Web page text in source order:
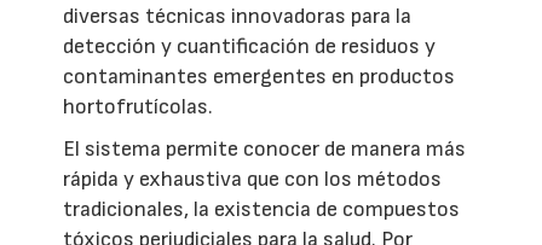
diversas técnicas innovadoras para la
detección y cuantificación de residuos y
contaminantes emergentes en productos
hortofrutícolas.
El sistema permite conocer de manera más
rápida y exhaustiva que con los métodos
tradicionales, la existencia de compuestos
tóxicos perjudiciales para la salud. Por